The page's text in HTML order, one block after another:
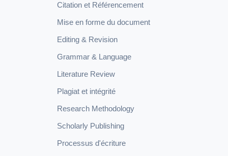
Citation et Référencement
Mise en forme du document
Editing & Revision
Grammar & Language
Literature Review
Plagiat et intégrité
Research Methodology
Scholarly Publishing
Processus d'écriture